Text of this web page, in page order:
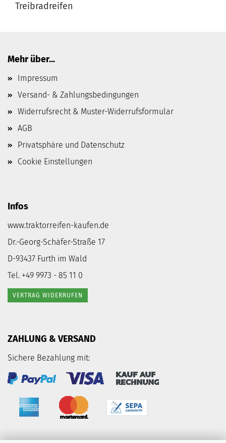
Treibradreifen
Mehr über...
Impressum
Versand- & Zahlungsbedingungen
Widerrufsrecht & Muster-Widerrufsformular
AGB
Privatsphäre und Datenschutz
Cookie Einstellungen
Infos
www.traktorreifen-kaufen.de
Dr.-Georg-Schäfer-Straße 17
D-93437 Furth im Wald
Tel. +49 9973 - 85 11 0
VERTRAG WIDERRUFEN
ZAHLUNG & VERSAND
Sichere Bezahlung mit: